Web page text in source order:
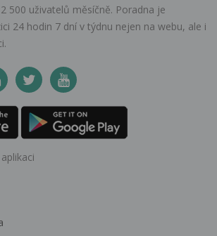
500 uživatelů měsíčně. Poradna je
24 hodin 7 dní v týdnu nejen na webu, ale i